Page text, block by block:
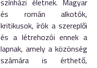
színházi életnek. Magyar
és román alkotók,
kritikusok, írók a szereplői
és a létrehozói ennek a
lapnak, amely a közönség
számára is érthető,